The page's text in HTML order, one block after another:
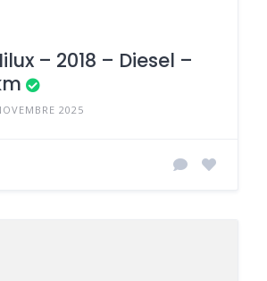
– 2018 – Diesel –
2025